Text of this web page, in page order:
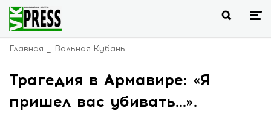
Главная Вольная Кубань
Трагедия в Армавире: «Я
пришел вас убивать…».